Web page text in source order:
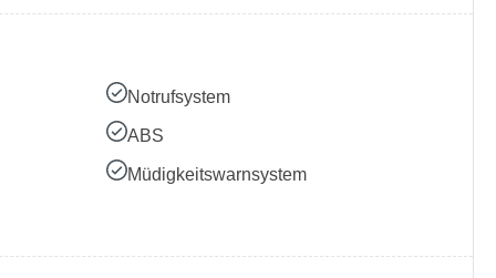
Notrufsystem
ABS
Müdigkeitswarnsystem